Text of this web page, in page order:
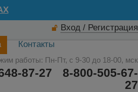
Вход / Регистрация
Контакты
работы: Пн-Пт, с 9-30 до 18-00, мск
8-800-505-67-
27
87-27